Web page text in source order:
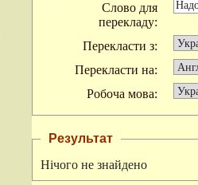
Слово для
перекладу:
Перекласти з:
Перекласти на:
Робоча мова:
Результат
Нічого не знайдено